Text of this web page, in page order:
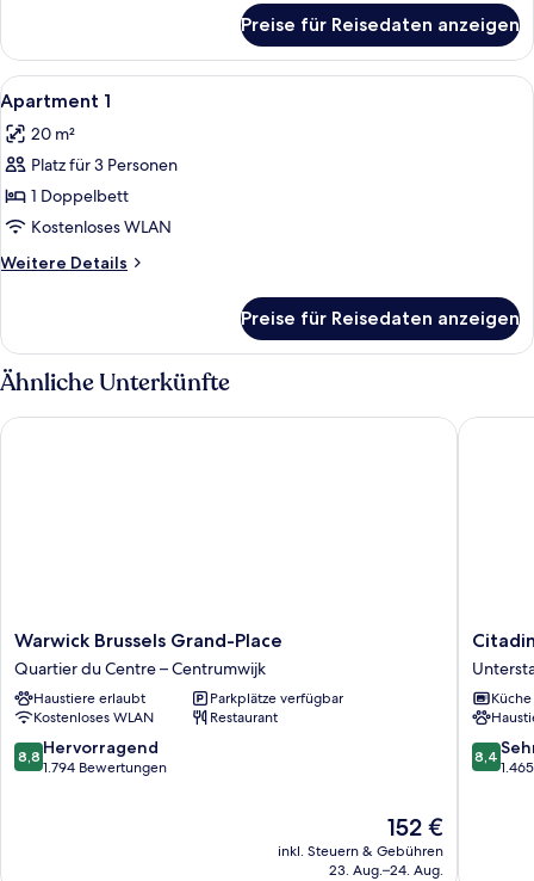
Preise für Reisedaten anzeigen
Alle
Fotos
für
Apartment
1
anzeigen
Zimmersafe, Schreibtisch,
1
Apartment 1
20 m²
Platz für 3 Personen
1 Doppelbett
Kostenloses WLAN
Weitere Details
Weitere
1
Preise für Reisedaten anzeigen
Ähnliche Unterkünfte
Warwick
Brussels
Grand-
Place
Quartier
du
Centre
Warwick Brussels Grand-Place
Quartier du Centre – Centrumwijk
Haustiere erlaubt
Parkplätze verfügbar
Kostenloses WLAN
Restaurant
8.8
von
8,8 Hervorragend
1.794 Bewertungen
Der
Preis
beträgt
152 €
inkl. Steuern & Gebühren
23. Aug.–24. Aug.
Warwick Brussels Grand-Place
Sainte-
Brussels
Küche
8.4
von
8,4